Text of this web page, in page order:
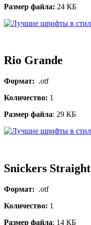
Размер файла: 24 КБ
Rio Grande
Формат: .otf
Количество: 1
Размер файла: 29 КБ
Snickers Straight
Формат: .otf
Количество: 1
Размер файла: 14 КБ